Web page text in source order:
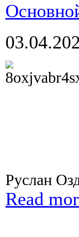
Руслан
Read